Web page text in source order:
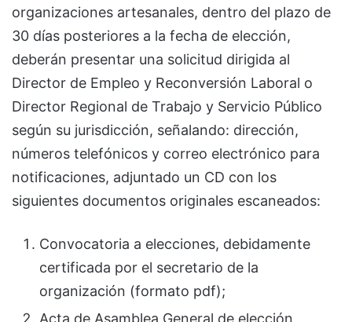
organizaciones artesanales, dentro del plazo de
30 días posteriores a la fecha de elección,
deberán presentar una solicitud dirigida al
Director de Empleo y Reconversión Laboral o
Director Regional de Trabajo y Servicio Público
según su jurisdicción, señalando: dirección,
números telefónicos y correo electrónico para
notificaciones, adjuntado un CD con los
siguientes documentos originales escaneados:
Convocatoria a elecciones, debidamente
certificada por el secretario de la
organización (formato pdf);
Acta de Asamblea General de elección,